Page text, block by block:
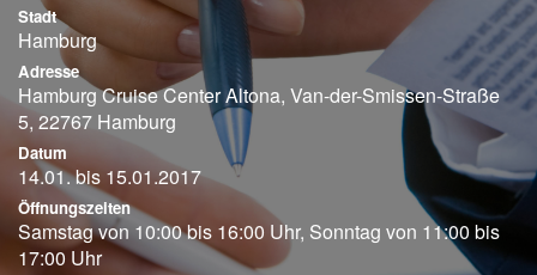
Stadt
Hamburg
Adresse
Hamburg Cruise Center Altona, Van-der-Smissen-Straße
5, 22767 Hamburg
Datum
14.01. bis 15.01.2017
Öffnungszeiten
Samstag von 10:00 bis 16:00 Uhr, Sonntag von 11:00 bis
17:00 Uhr